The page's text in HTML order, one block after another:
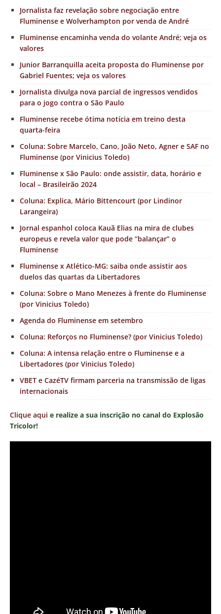
Jornalista faz revelação sobre negociação entre
Fluminense e Wolverhampton por venda de André
Fluminense encaminha venda do volante André; veja os
valores
Junior Barranquilla aceita proposta do Fluminense por
Gabriel Fuentes; veja os valores
Jornalista divulga nova parcial de ingressos vendidos
para o jogo contra o São Paulo
Fluminense recebe ótima notícia em treino desta
quarta-feira
Coluna: Sobre Marcelo, Cano, João Neto, Agner e SAF no
Fluminense (por Vinicius Toledo)
Fluminense x São Paulo: onde assistir, data, horário e
local – Brasileirão 2024
Coluna: Explica, Mário Bittencourt (por Lindinor
Larangeira)
Jornal espanhol coloca Kauã Elias na mira de clubes
europeus e revela valor que pode “balançar” o
Fluminense
Fluminense x Atlético-MG: saiba onde assistir aos
duelos das quartas da Libertadores
Coluna: Sobre o Mano Menezes à frente do Fluminense
(por Vinicius Toledo)
Agenda do Fluminense em setembro
Coluna: Reforços no Fluminense? (por Vinicius Toledo)
Coluna: A intensa relação entre o Fluminense e a
Libertadores (por Vinicius Toledo)
VBET e CazéTV firmam parceria na transmissão de ligas
internacionais
Clique aqui e realize a sua inscrição no canal do Explosão
Tricolor!